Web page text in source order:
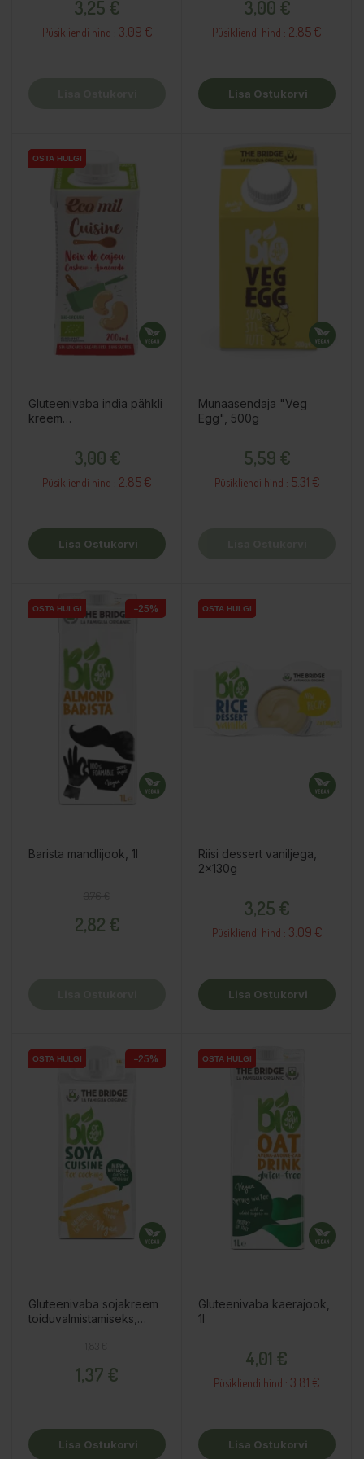
3,25 €
Püsikliendi hind : 3.09 €
3,00 €
Püsikliendi hind : 2.85 €
Lisa Ostukorvi
OSTA HULGI
OSTA HULGI
OSTA HULGI
Gluteenivaba india pähkli
kreem
3,00 €
Püsikliendi hind : 2.85 €
Lisa Ostukorvi
Munaasendaja "Veg
Egg", 500g
5,59 €
Püsikliendi hind : 5.31 €
OSTA HULGI
OSTA HULGI −25%
Barista mandlijook, 1l
2,82 €
OSTA HULGI
OSTA HULGI
Riisi dessert vaniljega,
2x130g
3,25 €
Püsikliendi hind : 3.09 €
Lisa Ostukorvi
OSTA HULGI
OSTA HULGI
OSTA HULGI −25%
Gluteenivaba sojakreem
toiduvalmistamiseks,
1,37 €
Lisa Ostukorvi
OSTA HULGI
OSTA HULGI
OSTA HULGI
OSTA HULGI
Gluteenivaba kaerajook,
1l
4,01 €
Püsikliendi hind : 3.81 €
Lisa Ostukorvi